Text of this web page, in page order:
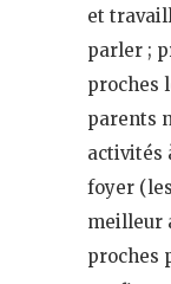
et
parler ;
proches
parents
activités
foyer
meilleur
proches